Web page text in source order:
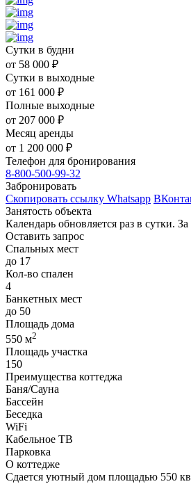
Сутки в будни
от 58 000 ₽
Сутки в выходные
от 161 000 ₽
Полные выходные
от 207 000 ₽
Месяц аренды
от 1 200 000 ₽
Телефон для бронирования
8-800-500-99-32
Забронировать
Скопировать ссылку Whatsapp
Занятость объекта
Календарь обновляется раз в сутки.
Оставить запрос
Спальных мест
до 17
Кол-во спален
4
Банкетных мест
до 50
Площадь дома
550 м2
Площадь участка
150
Преимущества коттеджа
Баня/Сауна
Бассейн
Беседка
WiFi
Кабельное ТВ
Парковка
О коттедже
Сдается уютный дом площадью 550